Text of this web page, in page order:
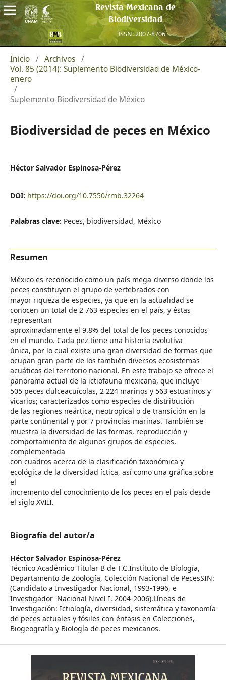
Revista Mexicana de
Biodiversidad
ISSN: 2007-8706
Inicio / Archivos /
Vol. 85 (2014): Suplemento Biodiversidad de México-
enero
/
Suplemento-Biodiversidad de México
Biodiversidad de peces en México
Héctor Salvador Espinosa-Pérez
DOI: https://doi.org/10.7550/rmb.32264
Palabras clave: Peces, biodiversidad, México
Resumen
México es reconocido como un país mega-diverso donde los
peces constituyen el grupo de vertebrados con
mayor riqueza de especies, ya que en la actualidad se
conocen un total de 2 763 especies en el país, y éstas
representan
aproximadamente el 9.8% del total de los peces conocidos
en el mundo. Cada pez tiene una historia evolutiva
única, por lo cual existe una gran diversidad de formas que
ocupan gran parte de los también diversos ecosistemas
acuáticos del territorio nacional. En este trabajo se ofrece el
panorama actual de la ictiofauna mexicana, que incluye
505 peces dulceacuícolas, 2 224 marinos y 563 estuarinos y
vicarios; caracterizados como especies de distribución
de las regiones neártica, neotropical o de transición en la
parte continental y por 7 provincias marinas. También se
muestra la diversidad de las formas, reproducción y
comportamiento de algunos grupos de especies,
complementada
con cuadros acerca de la clasificación taxonómica y
ecológica de la diversidad íctica, así como una gráfica sobre
el
incremento del conocimiento de los peces en el país desde
el siglo XVIII.
Biografía del autor/a
Héctor Salvador Espinosa-Pérez
Técnico Académico Titular B de T.C.Instituto de Biología,
Departamento de Zoología, Colección Nacional de PecesSIN:
(Candidato a Investigador Nacional, 1993-1996, e
Investigador Nacional Nivel I, 2004-2006).Líneas de
Investigación: Ictiología, diversidad, sistemática y taxonomía
de peces actuales y fósiles con énfasis en Colecciones,
Biogeografía y Biología de peces mexicanos.